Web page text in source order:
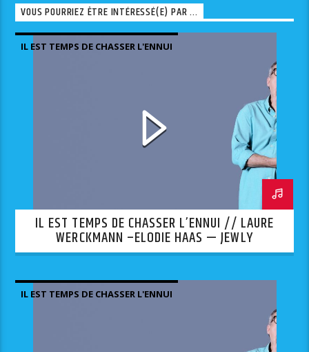
VOUS POURRIEZ ÊTRE INTÉRESSÉ(E) PAR ...
IL EST TEMPS DE CHASSER L'ENNUI
IL EST TEMPS DE CHASSER L’ENNUI // LAURE
WERCKMANN –ELODIE HAAS — JEWLY
IL EST TEMPS DE CHASSER L'ENNUI